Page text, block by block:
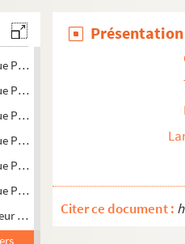
Polar A3
Polar B1
Polar B2
Polar B3
Polar B4
Polar C1
Polar C2
Polar C3
de collectionCiter ce document :